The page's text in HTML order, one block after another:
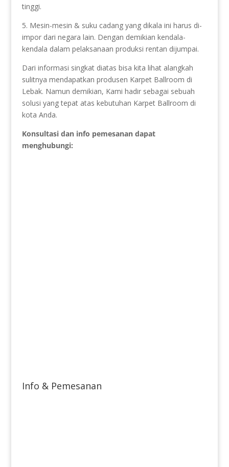
tinggi.
5. Mesin-mesin & suku cadang yang dikala ini harus di-
impor dari negara lain. Dengan demikian kendala-
kendala dalam pelaksanaan produksi rentan dijumpai.
Dari informasi singkat diatas bisa kita lihat alangkah
sulitnya mendapatkan produsen Karpet Ballroom di
Lebak. Namun demikian, Kami hadir sebagai sebuah
solusi yang tepat atas kebutuhan Karpet Ballroom di
kota Anda.
Konsultasi dan info pemesanan dapat
menghubungi:
Info & Pemesanan